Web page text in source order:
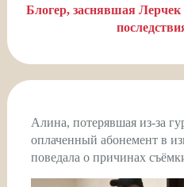
Блогер, заснявшая Лерчек
Алина, потерявшая из-за
оплаченный абонемент в
поведала о причинах